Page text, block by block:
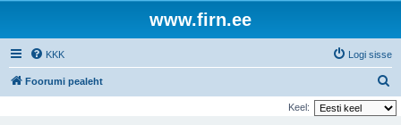
www.firn.ee
KKK Logi sisse
Foorumi pealeht
t
Keel: